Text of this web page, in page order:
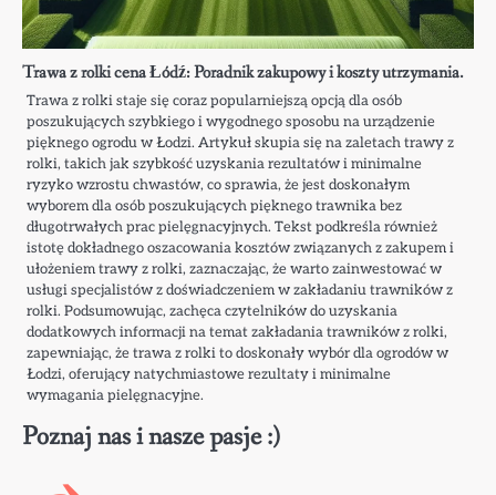
Trawa z rolki cena Łódź: Poradnik zakupowy i koszty utrzymania.
Trawa z rolki staje się coraz popularniejszą opcją dla osób
poszukujących szybkiego i wygodnego sposobu na urządzenie
pięknego ogrodu w Łodzi. Artykuł skupia się na zaletach trawy z
rolki, takich jak szybkość uzyskania rezultatów i minimalne
ryzyko wzrostu chwastów, co sprawia, że jest doskonałym
wyborem dla osób poszukujących pięknego trawnika bez
długotrwałych prac pielęgnacyjnych. Tekst podkreśla również
istotę dokładnego oszacowania kosztów związanych z zakupem i
ułożeniem trawy z rolki, zaznaczając, że warto zainwestować w
usługi specjalistów z doświadczeniem w zakładaniu trawników z
rolki. Podsumowując, zachęca czytelników do uzyskania
dodatkowych informacji na temat zakładania trawników z rolki,
zapewniając, że trawa z rolki to doskonały wybór dla ogrodów w
Łodzi, oferujący natychmiastowe rezultaty i minimalne
wymagania pielęgnacyjne.
Poznaj nas i nasze pasje :)